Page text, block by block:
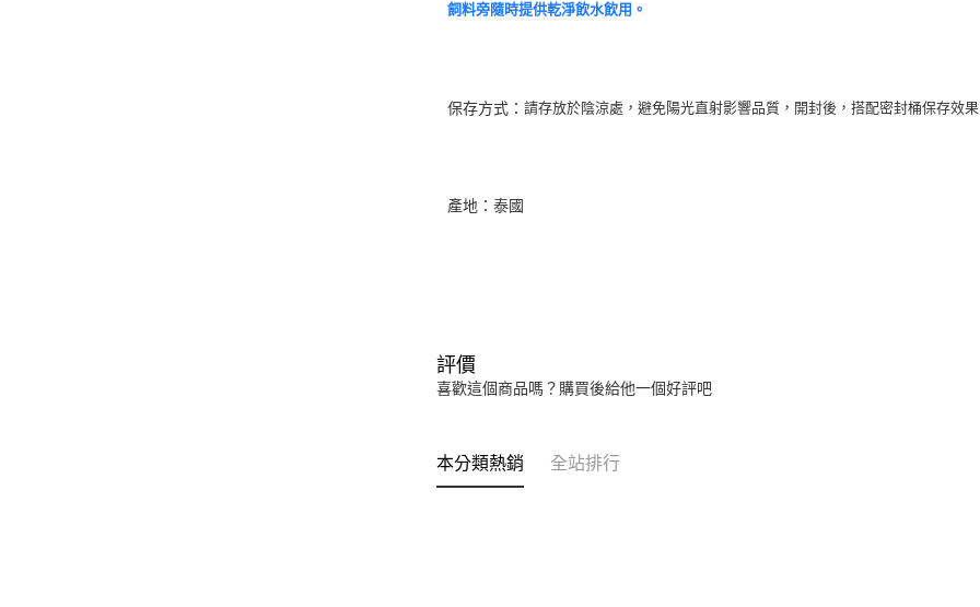
飼料旁隨時提供乾淨飲水飲用。
保存方式：請存放於陰涼處，避免陽光直射影響品質，開封後，搭配密封桶保存效
產地：泰國
評價
喜歡這個商品嗎？購買後給他一個好評吧
本分類熱銷 全站排行